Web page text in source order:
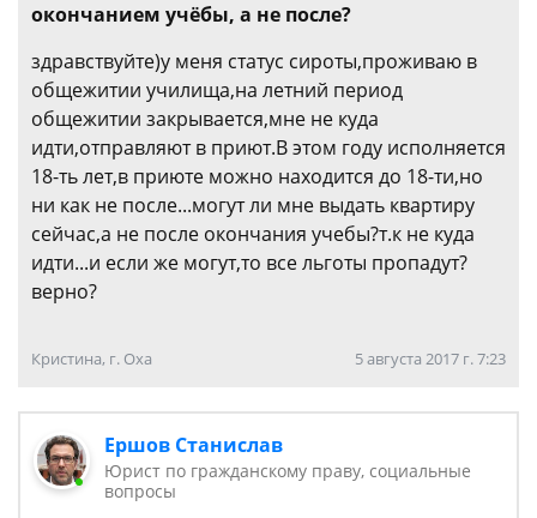
окончанием учёбы, а не после?
здравствуйте)у меня статус сироты,проживаю в
общежитии училища,на летний период
общежитии закрывается,мне не куда
идти,отправляют в приют.В этом году исполняется
18-ть лет,в приюте можно находится до 18-ти,но
ни как не после...могут ли мне выдать квартиру
сейчас,а не после окончания учебы?т.к не куда
идти...и если же могут,то все льготы пропадут?
верно?
Кристина, г. Оха 5 августа 2017 г. 7:23
Ершов Станислав
Юрист по гражданскому праву, социальные
вопросы